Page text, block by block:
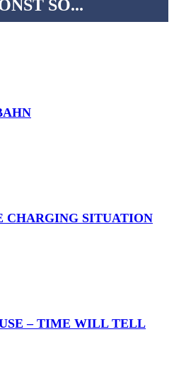
SO...
CHARGING SITUATION
– TIME WILL TELL